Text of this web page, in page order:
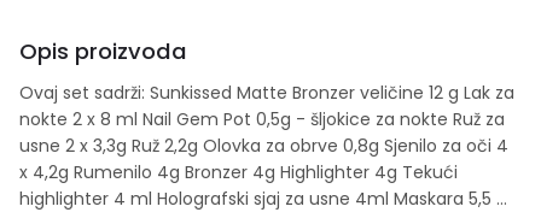
Opis proizvoda
Ovaj set sadrži: Sunkissed Matte Bronzer veličine 12 g Lak za
nokte 2 x 8 ml Nail Gem Pot 0,5g - šljokice za nokte Ruž za
usne 2 x 3,3g Ruž 2,2g Olovka za obrve 0,8g Sjenilo za oči 4
x 4,2g Rumenilo 4g Bronzer 4g Highlighter 4g Tekući
highlighter 4 ml Holografski sjaj za usne 4ml Maskara 5,5 ml